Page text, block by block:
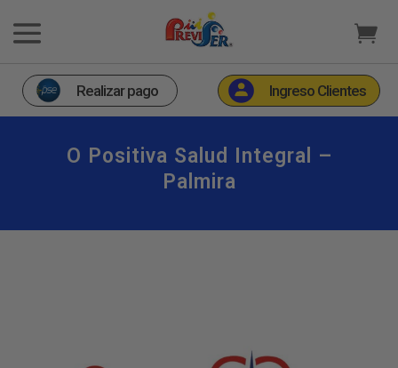
Realizar pago Ingreso Clientes
O Positiva Salud Integral –
Palmira